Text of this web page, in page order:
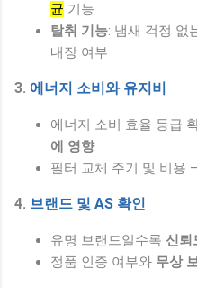
균 기능
탈취 기능: 냄새 걱정 없
내장 여부
3. 에너지 소비와 유지비
에너지 소비 효율 등급
에 영향
필터 교체 주기 및 비용 –
4. 브랜드 및 AS 확인
유명 브랜드일수록 신뢰
정품 인증 여부와 무상